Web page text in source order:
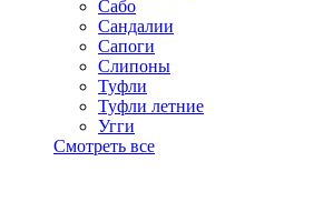
Сабо
Сандалии
Сапоги
Слипоны
Туфли
Туфли летние
Угги
Смотреть все